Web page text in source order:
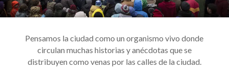
Pensamos la ciudad como un organismo vivo donde
circulan muchas historias y anécdotas que se
distribuyen como venas por las calles de la ciudad.